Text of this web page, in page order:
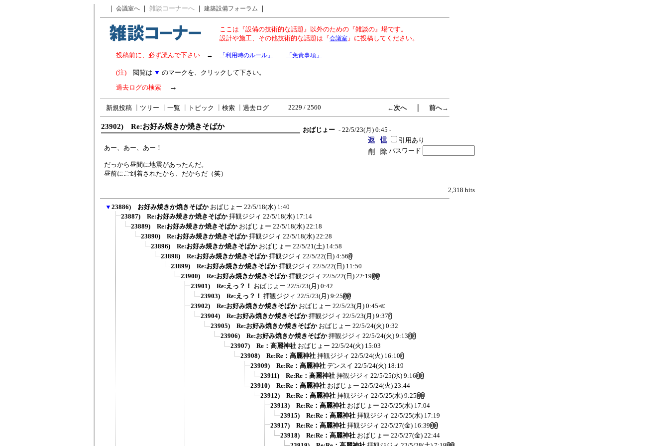
｜ 会議室へ ｜ 雑談コーナーへ ｜ 建築設備フォーラム ｜
ここは『設備の技術的な話題』以外のための『雑談の』場です。
設計や施工、その他技術的な話題は『会議室』に投稿してください。
投稿前に、必ず読んで下さい → 「利用時のルール」 「免責事項」
(注) 閲覧は ▼ のマークを、クリックして下さい。
過去ログの検索 →
新規投稿 ツリー 一覧 トピック 検索 過去ログ 2229 / 2560 ←次へ｜ 前へ→
23902) Re:お好み焼きか焼きそばか おばじょー - 22/5/23(月) 0:45 -
あー、あー、あー！
だっから昼間に地震があったんだ。
昼前にご到着されたから、だからだ（笑）
引用あり
パスワード
2,318 hits
▼ 23886) お好み焼きか焼きそばか おばじょー 22/5/18(水) 1:40
23887) Re:お好み焼きか焼きそばか 拝観ジジィ 22/5/18(水) 17:14
23889) Re:お好み焼きか焼きそばか おばじょー 22/5/18(水) 22:18
23890) Re:お好み焼きか焼きそばか 拝観ジジィ 22/5/18(水) 22:28
23896) Re:お好み焼きか焼きそばか おばじょー 22/5/21(土) 14:58
23898) Re:お好み焼きか焼きそばか 拝観ジジィ 22/5/22(日) 4:56
23899) Re:お好み焼きか焼きそばか 拝観ジジィ 22/5/22(日) 11:50
23900) Re:お好み焼きか焼きそばか 拝観ジジィ 22/5/22(日) 22:19
23901) Re:えっ？！ おばじょー 22/5/23(月) 0:42
23903) Re:えっ？！ 拝観ジジィ 22/5/23(月) 9:25
23902) Re:お好み焼きか焼きそばか おばじょー 22/5/23(月) 0:45≪
23904) Re:お好み焼きか焼きそばか 拝観ジジィ 22/5/23(月) 9:37
23905) Re:お好み焼きか焼きそばか おばじょー 22/5/24(火) 0:32
23906) Re:お好み焼きか焼きそばか 拝観ジジィ 22/5/24(火) 9:13
23907) Re：高麗神社 おばじょー 22/5/24(火) 15:03
23908) Re:Re：高麗神社 拝観ジジィ 22/5/24(火) 16:10
23909) Re:Re：高麗神社 デンスイ 22/5/24(火) 18:19
23911) Re:Re：高麗神社 拝観ジジィ 22/5/25(水) 9:16
23910) Re:Re：高麗神社 おばじょー 22/5/24(火) 23:44
23912) Re:Re：高麗神社 拝観ジジィ 22/5/25(水) 9:25
23913) Re:Re：高麗神社 おばじょー 22/5/25(水) 17:04
23915) Re:Re：高麗神社 拝観ジジィ 22/5/25(水) 17:19
23917) Re:Re：高麗神社 拝観ジジィ 22/5/27(金) 16:39
23918) Re:Re：高麗神社 おばじょー 22/5/27(金) 22:44